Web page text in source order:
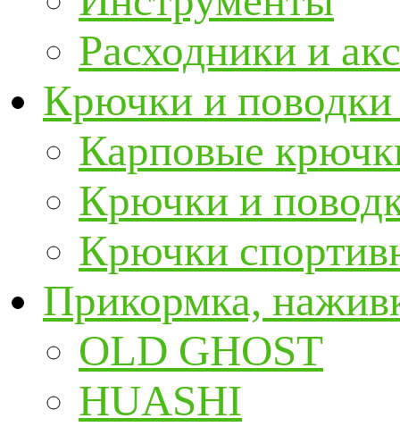
Расходники и
Крючки и
Карповые
Крючки и
Крючки
Прикормка,
OLD GHOST
HUASHI